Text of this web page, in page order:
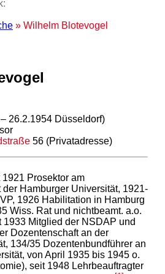
» Wilhelm Blotevogel
26.2.1954 Düsseldorf)
56 (Privatadresse)
1921 Prosektor am
Hamburger Universität, 1921-
1926 Habilitation in Hamburg
Wiss. Rat und nichtbeamt. a.o.
1933 Mitglied der NSDAP und
Dozentenschaft an der
134/35 Dozentenbundführer an
von April 1935 bis 1945 o.
seit 1948 Lehrbeauftragter